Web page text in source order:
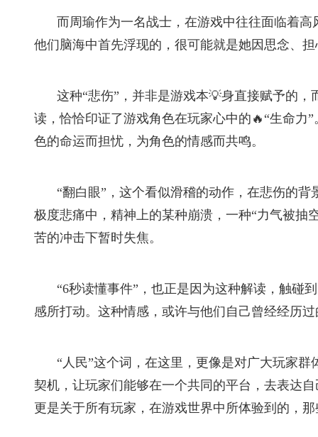
而周瑜作为一名战士，在游戏中往往面临着
他们脑海中首先浮现的，很可能就是她因思念、
这种“悲伤”，并非是游戏本💡身直接赋予的
读，恰恰印证了游戏角色在玩家心中的🔥“生命力
色的命运而担忧，为角色的情感而共鸣。
“翻白眼”，这个看似滑稽的动作，在悲伤的
极度悲痛中，精神上的某种崩溃，一种“力气被抽
苦的冲击下暂时失焦。
“6秒读懂事件”，也正是因为这种解读，触碰
感所打动。这种情感，或许与他们自己曾经经历
“人民”这个词，在这里，更像是对广大玩家
契机，让玩家们能够在一个共同的平台，去表达
更是关于所有玩家，在游戏世界中所体验到的，